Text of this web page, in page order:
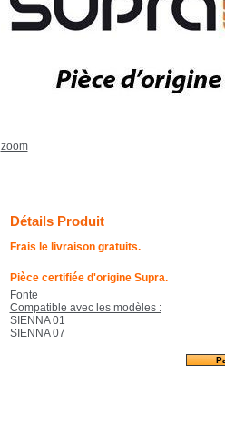
zoom
Détails Produit
Frais le livraison gratuits.
Pièce certifiée d'origine Supra.
Fonte
Compatible avec les modèles :
SIENNA 01
SIENNA 07